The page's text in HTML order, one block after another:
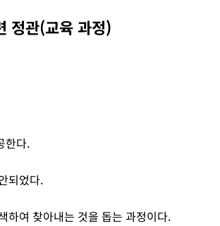
정관(교육 과정)
한다.
되었다.
하여 찾아내는 것을 돕는 과정이다.